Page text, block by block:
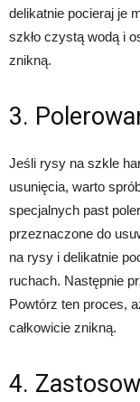
delikatnie pocieraj je
szkło czystą wodą i
znikną.
3.
Jeśli rysy na szkle
usunięcia, warto
specjalnych past
przeznaczone do
na rysy i delikatnie
ruchach. Następnie
Powtórz ten proces,
całkowicie znikną.
4.